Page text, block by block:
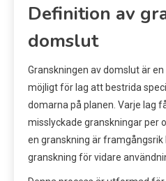
Definition av
domslut
Granskningen av domslut är
möjligt för lag att bestrida
domarna på planen. Varje lag
misslyckade granskningar per
en granskning är framgångsrik
granskning för vidare